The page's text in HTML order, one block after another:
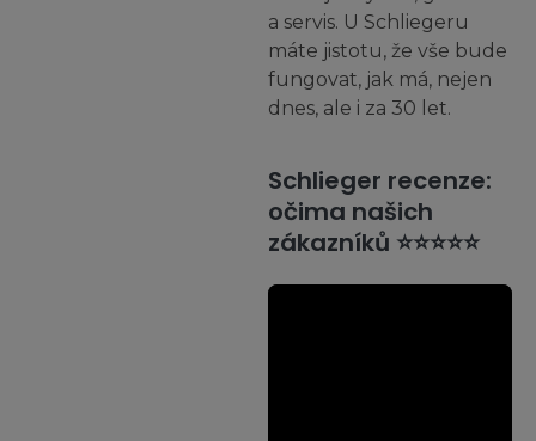
a servis. U Schliegeru
máte jistotu, že vše bude
fungovat, jak má, nejen
dnes, ale i za 30 let.
Schlieger recenze:
očima našich
zákazníků ⭐⭐⭐⭐⭐